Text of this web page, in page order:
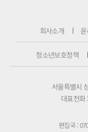
회사소개
청소년보호정책
서울특별시
대표전
편집국 :